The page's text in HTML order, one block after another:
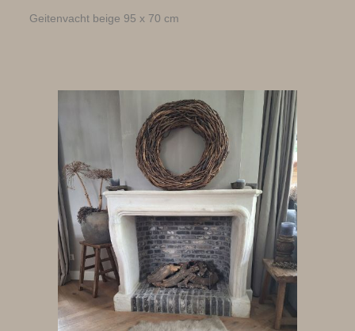
Geitenvacht beige 95 x 70 cm